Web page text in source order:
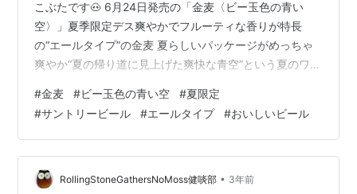
こぶたです🐽 6月24日発売の「金麦〈ビー玉色の青い
空〉」夏季限定デス爽やかでフルーティな香りが特長
の“エールタイプ”の金麦 夏らしいパッケージがめっちゃ
爽やか“夏の帰り道に見上げた爽快な青空”という夏のワン
ね～ 複数種類のアロマホップで上面発酵酵母を用いて醸
造爽やかでフルーティな香りを実現してる(みたい)コーン
グリッツで爽快ですっきりとした後味になってる(らしい)
ふむふむ香るエールに似てる感じもしないでもない…
wwwパッケージもネーミングも相変…
#金麦 #ビー玉色の青い空 #夏限定
#サントリービール #エールタイプ #おいしいビール
RollingStoneGathersNoMoss健啖部 • 3年前